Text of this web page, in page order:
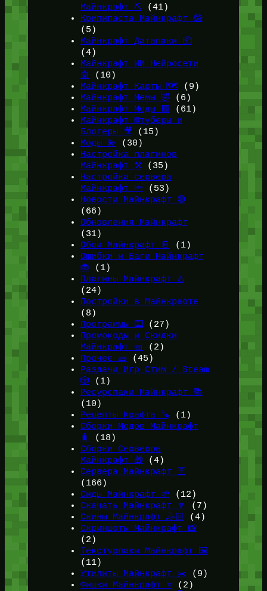
Майнкрафт ⛏️ (41)
Крипипаста Майнкрафт 😱
(5)
Майнкрафт Датапаки 📦
(4)
Майнкрафт ИИ Нейросети
🤖
(10)
Майнкрафт Карты 🗺️(9)
Майнкрафт Мемы 🤣 (6)
Майнкрафт Моды 🟩 (61)
Майнкрафт Ютуберы и
Блогеры 🎥
(15)
Моды 💫
(30)
Настройка плагинов
Майнкрафт ⚒️(35)
Настройка сервера
Майнкрафт 🔦 (53)
Новости Майнкрафт 🔴
(66)
Обновления Майнкрафт
(31)
Обои Майнкрафт 📔
(1)
Ошибки и Баги Майнкрафт
🐞(1)
Плагины Майнкрафт ♨️
(24)
Постройки в Майнкрафте
(8)
Программы ⌨️(27)
Промокоды и Скидки
Майнкрафт 🎫
(2)
Прочее 🧱 (45)
Раздачи Игр Стим / Steam
🎲 (1)
Ресурспаки Майнкрафт 📚
(10)
Рецепты Крафта 🪚 (1)
Сборки Модов Майнкрафт
🧳
(18)
Сборки Серверов
Майнкрафт 🎁 (4)
Сервера Майнкрафт 🛜
(166)
Сиды Майнкрафт 🌱
(12)
Скачать Майнкрафт 🔽
(7)
Скины Майнкрафт 🤹🏻
(4)
Скриншоты Майнкрафт 📸
(2)
Текстурпаки Майнкрафт 🖼️
(11)
Утилиты Майнкрафт ✂️ (9)
Фишки Майнкрафт ⭐(2)